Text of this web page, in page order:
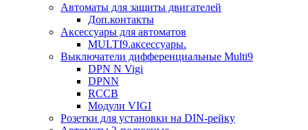
Автоматы для защиты двигателей
Доп.контакты
Аксессуары для автоматов
MULTI9.аксессуары.
Выключатели дифференциальные Multi9
DPN N Vigi
DPNN
RCCB
Модули VIGI
Розетки для установки на DIN-рейку